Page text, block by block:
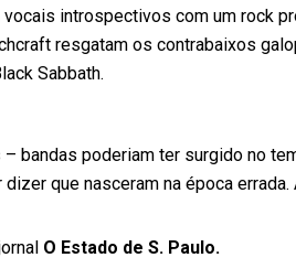
vocais introspectivos com um rock
resgatam os contrabaixos
Sabbath.
bandas poderiam ter surgido no
que nasceram na época
O Estado de S. Paulo.